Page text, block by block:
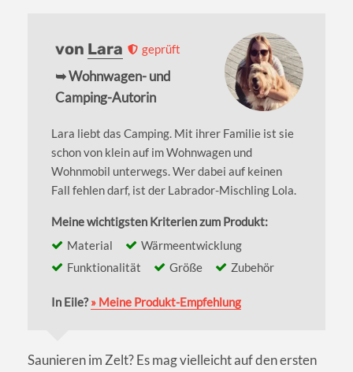
von Lara geprüft
➥ Wohnwagen- und
Camping-Autorin
Lara liebt das Camping. Mit ihrer Familie ist sie
schon von klein auf im Wohnwagen und
Wohnmobil unterwegs. Wer dabei auf keinen
Fall fehlen darf, ist der Labrador-Mischling Lola.
Meine wichtigsten Kriterien zum Produkt:
Material
Wärmeentwicklung
Funktionalität
Größe Zubehör
In Eile?» Meine Produkt-Empfehlung
Saunieren im Zelt? Es mag vielleicht auf den ersten